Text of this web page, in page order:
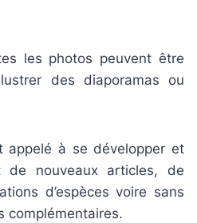
les photos peuvent être
des diaporamas ou
appelé à se développer et
de nouveaux articles, de
d’espèces voire sans
complémentaires.